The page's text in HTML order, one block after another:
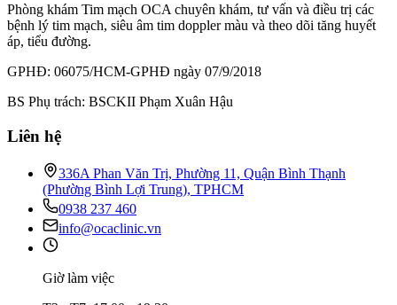
Phòng khám Tim mạch OCA chuyên khám, tư vấn và điều trị các
bệnh lý tim mạch, siêu âm tim doppler màu và theo dõi tăng huyết
áp, tiểu đường.
GPHĐ: 06075/HCM-GPHĐ ngày 07/9/2018
BS Phụ trách: BSCKII Phạm Xuân Hậu
Liên hệ
336A Phan Văn Trị, Phường 11, Quận Bình Thạnh
(Phường Bình Lợi Trung), TPHCM
0938 237 460
info@ocaclinic.vn
Giờ làm việc